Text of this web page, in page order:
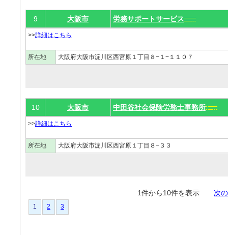
9 大阪市 労務サポートサービス
>>詳細はこちら
所在地 大阪府大阪市淀川区西宮原１丁目８−１−１１０７
10 大阪市 中田谷社会保険労務士事務所
>>詳細はこちら
所在地 大阪府大阪市淀川区西宮原１丁目８−３３
1件から10件を表示 次
1 2 3